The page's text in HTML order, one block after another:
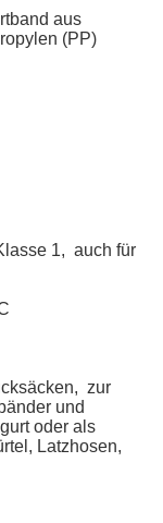
aus
(PP)
, auch für
zur
und
oder als
Latzhosen,